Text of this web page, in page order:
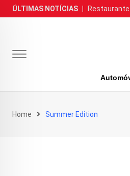
Skip
to
ÚLTIMAS NOTÍCIAS
Home Summer Edition